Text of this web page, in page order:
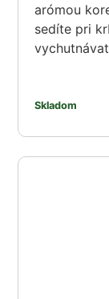
arómou
sedíte pri
Skladom